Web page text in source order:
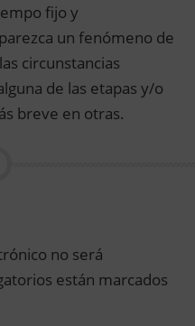
fijo y
un fenómeno de
circunstancias
de las etapas y/o
breve en otras.
no será
están marcados